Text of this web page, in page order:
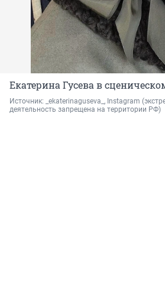
Екатерина Гусева в
Источник: _ekaterinaguseva_, Instagram
деятельность запрещена на территории РФ)